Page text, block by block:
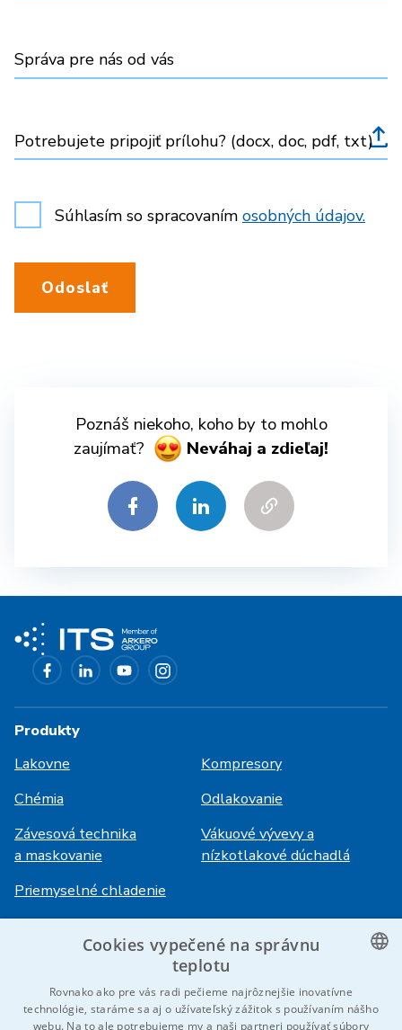
Správa pre nás od vás
Potrebujete pripojiť prílohu? (docx, doc, pdf, txt)
Súhlasím so spracovaním osobných údajov.
Odoslať
Poznáš niekoho, koho by to mohlo
zaujímať?
Neváhaj a zdieľaj!
Produkty
Lakovne
Kompresory
Chémia
Odlakovanie
Závesová technika
a maskovanie
Vákuové vývevy a
nízkotlakové dúchadlá
Priemyselné chladenie
Kariéra
Prihlásenie
HiVision
Technické listy
CZECH
Cookies vypečené na správnu
teplotu
Rovnako ako pre vás radi pečieme najrôznejšie inovatívne
technológie, staráme sa aj o užívateľský zážitok s používaním nášho
webu. Na to ale potrebujeme my a naši partneri používať súbory